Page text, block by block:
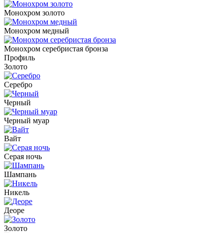
Монохром золото
Монохром медный
Монохром серебристая бронза
Профиль
Золото
Серебро
Черный
Черный муар
Вайт
Серая ночь
Шампань
Никель
Деоре
Золото